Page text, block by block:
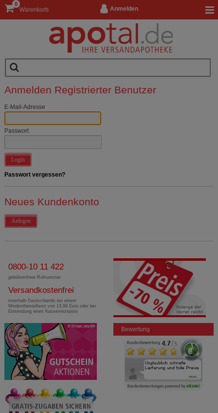
Anmelden
Warenkorb
0
Anmelden Registrierter Benutzer
E-Mail-Adresse
Passwort
Login
Passwort vergessen?
Neues Kundenkonto
Anlegen
0800-10 11 422
gebührenfreie Rufnummer
Versandkostenfrei
innerhalb Deutschlands bei einem
Mindestbestellwert von 13,99 Euro oder bei
Einsendung eines Kassenrezeptes
Bewertung